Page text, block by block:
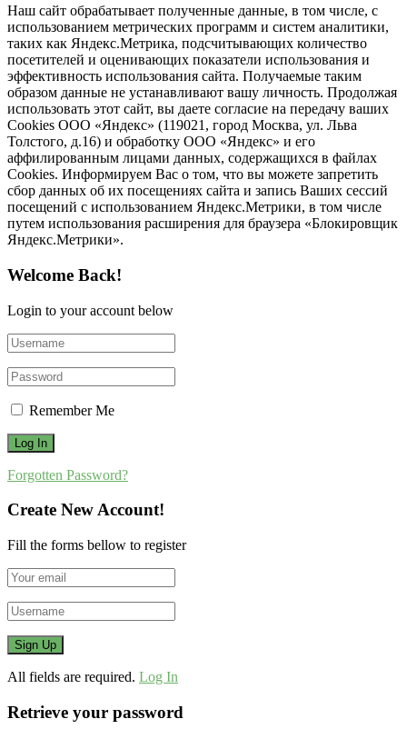
Наш сайт обрабатывает полученные данные, в том числе, с
использованием метрических программ и систем аналитики,
таких как Яндекс.Метрика, подсчитывающих количество
посетителей и оценивающих показатели использования и
эффективность использования сайта. Получаемые таким
образом данные не устанавливают вашу личность. Продолжая
использовать этот сайт, вы даете согласие на передачу ваших
Cookies ООО «Яндекс» (119021, город Москва, ул. Льва
Толстого, д.16) и обработку ООО «Яндекс» и его
аффилированным лицами данных, содержащихся в файлах
Cookies. Информируем Вас о том, что вы можете запретить
сбор данных об их посещениях сайта и запись Ваших сессий
посещений с использованием Яндекс.Метрики, в том числе
путем использования расширения для браузера «Блокировщик
Яндекс.Метрики».
Welcome Back!
Login to your account below
Remember Me
Forgotten Password?
Create New Account!
Fill the forms bellow to register
All fields are required. Log In
Retrieve your password